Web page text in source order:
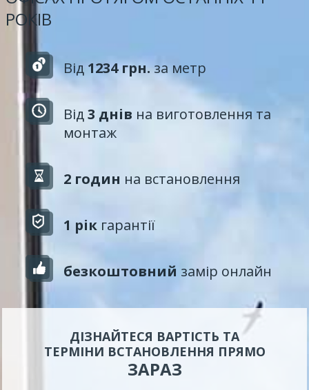
РОКІВ
Від 1234 грн.за метр
Від3 днів на виготовлення та
монтаж
2 годин на встановлення
1 рік гарантії
безкоштовний замір онлайн
ДІЗНАЙТЕСЯ ВАРТІСТЬ ТА
ТЕРМІНИ ВСТАНОВЛЕННЯ ПРЯМО
ЗАРАЗ